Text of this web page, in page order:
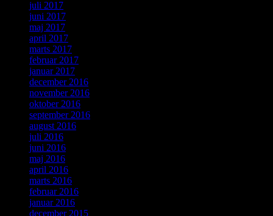
juli 2017
juni 2017
maj 2017
april 2017
marts 2017
februar 2017
januar 2017
december 2016
november 2016
oktober 2016
september 2016
august 2016
juli 2016
juni 2016
maj 2016
april 2016
marts 2016
februar 2016
januar 2016
december 2015